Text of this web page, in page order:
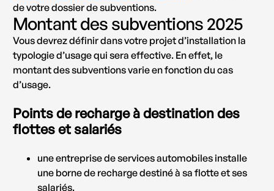
de votre dossier de subventions.
Montant des subventions 2025
Vous devrez définir dans votre projet d’installation la
typologie d’usage qui sera effective. En effet, le
montant des subventions varie en fonction du cas
d’usage.
Points de recharge à destination des
flottes et salariés
une entreprise de services automobiles installe
une borne de recharge destiné à sa flotte et ses
salariés.